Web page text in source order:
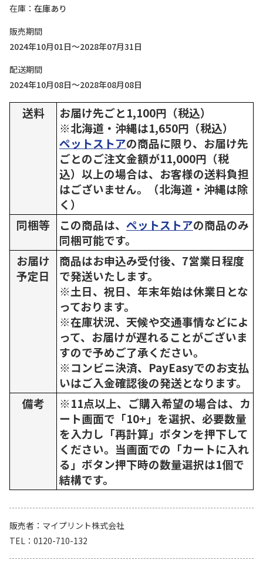
在庫
在庫あり
販売期間
2024年10月01日～2028年07月31日
配送期間
2024年10月08日～2028年08月08日
送料
お届け先ごと1,100円（税込）
※北海道・沖縄は1,650円（税込）
ペットストアの商品に限り、お届け先
ごとのご注文金額が11,000円（税
込）以上の場合は、お客様の送料負担
はございません。（北海道・沖縄は除
く）
同梱等
この商品は、 ペットストアの商品のみ
同梱可能です。
お届け
予定日
商品はお申込み受付後、7営業日程度
で発送いたします。
※土日、祝日、年末年始は休業日とな
っております。
※在庫状況、天候や交通事情などによ
って、お届けが遅れることがございま
すので予めご了承ください。
※コンビニ決済、PayEasyでのお支払
いはご入金確認後の発送となります。
備考
※11点以上、ご購入希望の場合は、カ
ート画面で「10+」を選択、必要数量
を入力し「再計算」ボタンを押下して
ください。当画面での「カートに入れ
る」ボタン押下時の数量選択は1個で
結構です。
販売者
マイプリント株式会社
TEL
0120-710-132